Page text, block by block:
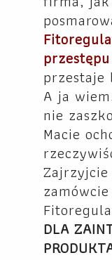
przestaje
A ja
nie
Macie
DLA